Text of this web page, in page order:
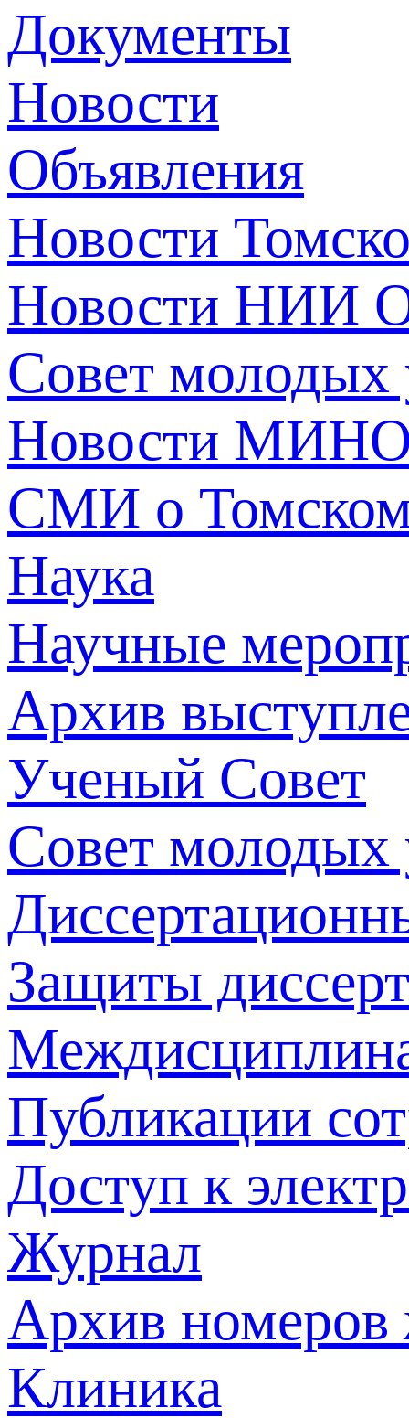
Документы
Новости
Объявления
Новости
Новости НИИ
Совет молодых
Новости
СМИ о
Наука
Научные
Архив
Ученый Совет
Совет молодых
Защиты
Публикации
Доступ к
Журнал
Архив номеров
Клиника